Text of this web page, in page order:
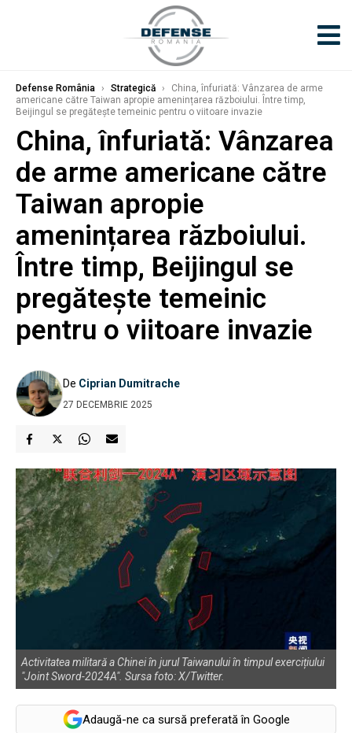
Defense România › Strategică ›
China, înfuriată: Vânzarea de arme
americane către Taiwan apropie amenințarea războiului. Între timp,
Beijingul se pregătește temeinic pentru o viitoare invazie
China, înfuriată: Vânzarea
de arme americane către
Taiwan apropie
amenințarea războiului.
Între timp, Beijingul se
pregătește temeinic
pentru o viitoare invazie
De Ciprian Dumitrache
27 DECEMBRIE 2025
Activitatea militară a Chinei în jurul Taiwanului în timpul exercițiului
"Joint Sword-2024A". Sursa foto: X/Twitter.
Adaugă-ne ca sursă preferată în Google